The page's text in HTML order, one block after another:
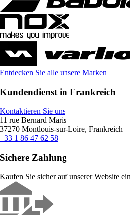
Entdecken Sie alle unsere Marken
Kundendienst in Frankreich
Kontaktieren Sie uns
11 rue Bernard Maris
37270 Montlouis-sur-Loire, Frankreich
+33 1 86 47 62 58
Sichere Zahlung
Kaufen Sie sicher auf unserer Website ein